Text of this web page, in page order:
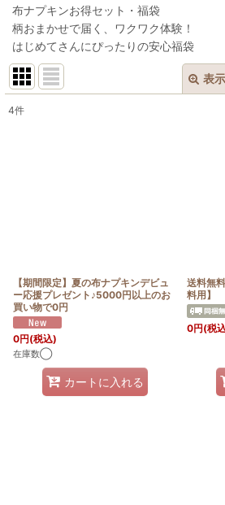
布ナプキンお得セット・福袋
柄おまかせで届く、ワクワク体験！
はじめてさんにぴったりの安心福袋
表
4件
【期間限定】夏の布ナプキンデビュ
ー応援プレゼント♪5000円以上のお
買い物で0円
0円(税込)
在庫数◯
カートに入れる
送料無
料用】
0円(税